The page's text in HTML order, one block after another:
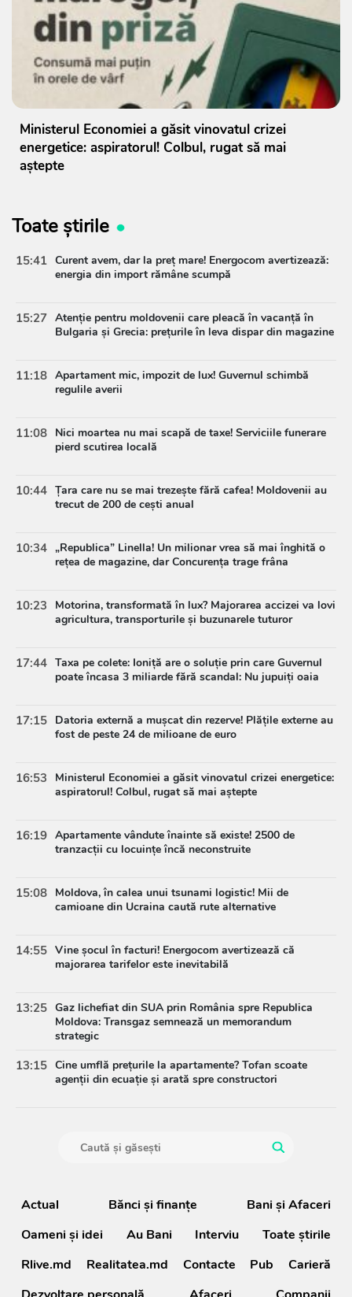
Ministerul Economiei a găsit vinovatul crizei
energetice: aspiratorul! Colbul, rugat să mai
aștepte
Toate știrile
15:41 Curent avem, dar la preț mare! Energocom avertizează:
energia din import rămâne scumpă
15:27 Atenție pentru moldovenii care pleacă în vacanță în
Bulgaria și Grecia: prețurile în leva dispar din magazine
11:18 Apartament mic, impozit de lux! Guvernul schimbă
regulile averii
11:08 Nici moartea nu mai scapă de taxe! Serviciile funerare
pierd scutirea locală
10:44 Țara care nu se mai trezește fără cafea! Moldovenii au
trecut de 200 de cești anual
10:34 „Republica” Linella! Un milionar vrea să mai înghită o
rețea de magazine, dar Concurența trage frâna
10:23
Motorina, transformată în lux? Majorarea accizei va lovi
agricultura, transporturile și buzunarele tuturor
17:44 Taxa pe colete: Ioniță are o soluție prin care Guvernul
poate încasa 3 miliarde fără scandal: Nu jupuiți oaia
17:15 Datoria externă a mușcat din rezerve! Plățile externe au
fost de peste 24 de milioane de euro
16:53
Ministerul Economiei a găsit vinovatul crizei energetice:
aspiratorul! Colbul, rugat să mai aștepte
16:19 Apartamente vândute înainte să existe! 2500 de
tranzacții cu locuințe încă neconstruite
15:08 Moldova, în calea unui tsunami logistic! Mii de
camioane din Ucraina caută rute alternative
14:55 Vine șocul în facturi! Energocom avertizează că
majorarea tarifelor este inevitabilă
13:25 Gaz lichefiat din SUA prin România spre Republica
Moldova: Transgaz semnează un memorandum
strategic
13:15 Cine umflă prețurile la apartamente? Tofan scoate
agenții din ecuație și arată spre constructori
Actual Bănci şi finanţe
Bani și Afaceri
Oameni şi idei
Au Bani Interviu
Toate știrile
Rlive.md
Realitatea.md Contacte Pub
Carieră